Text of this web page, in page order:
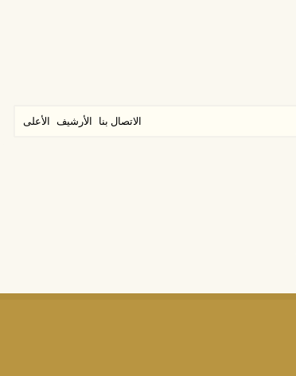
الاتصال بنا الأرشيف الأعلى